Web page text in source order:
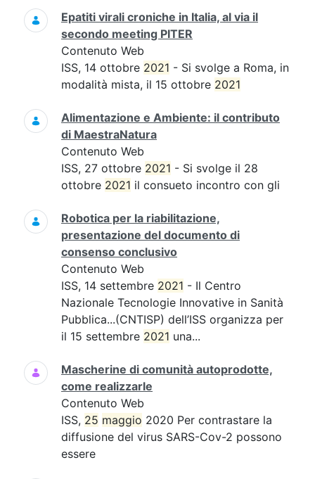
Epatiti virali croniche in Italia, al via il
secondo meeting PITER
Contenuto Web
ISS, 14 ottobre 2021 - Si svolge a Roma, in
modalità mista, il 15 ottobre 2021
Alimentazione e Ambiente: il contributo
di MaestraNatura
Contenuto Web
ISS, 27 ottobre 2021 - Si svolge il 28
ottobre 2021 il consueto incontro con gli
Robotica per la riabilitazione,
presentazione del documento di
consenso conclusivo
Contenuto Web
ISS, 14 settembre 2021 - Il Centro
Nazionale Tecnologie Innovative in Sanità
Pubblica...(CNTISP) dell’ISS organizza per
il 15 settembre 2021 una...
Mascherine di comunità autoprodotte,
come realizzarle
Contenuto Web
ISS, 25 maggio 2020 Per contrastare la
diffusione del virus SARS-Cov-2 possono
essere